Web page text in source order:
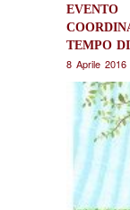
TEMPO
8 Aprile 2016